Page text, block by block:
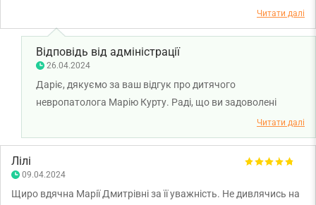
приписування неіснуючих діагнозів, ми нарешті потрапили до
спеціаліста, який спокійно та розсудливо пояснив марність
страхів, привівши аргументи зрозумілою мовою. Тому, якщо
вашій дитинці треба консультація, можете без сумнівів
звертатися до цього лікаря. 10/10
Читати далі
Відповідь від адміністрації
26.04.2024
Даріє, дякуємо за ваш відгук про дитячого
невропатолога Марію Курту. Раді, що ви задоволені
консультацією лікаря. Бажаємо міцного здоров'я!Читати далі
Лілі
09.04.2024
Щиро вдячна Марії Дмитрівні за її уважність. Не дивлячись на